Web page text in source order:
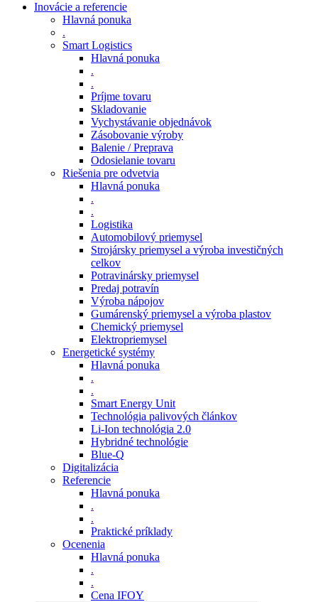
Inovácie a referencie
Hlavná ponuka
.
Smart Logistics
Hlavná ponuka
.
.
Príjme tovaru
Skladovanie
Vychystávanie objednávok
Zásobovanie výroby
Balenie / Preprava
Odosielanie tovaru
Riešenia pre odvetvia
Hlavná ponuka
.
.
Logistika
Automobilový priemysel
Strojársky priemysel a výroba investičných
celkov
Potravinársky priemysel
Predaj potravín
Výroba nápojov
Gumárenský priemysel a výroba plastov
Chemický priemysel
Elektropriemysel
Energetické systémy
Hlavná ponuka
.
.
Smart Energy Unit
Technológia palivových článkov
Li-Ion technológia 2.0
Hybridné technológie
Blue-Q
Digitalizácia
Referencie
Hlavná ponuka
.
.
Praktické príklady
Ocenenia
Hlavná ponuka
.
.
Cena IFOY